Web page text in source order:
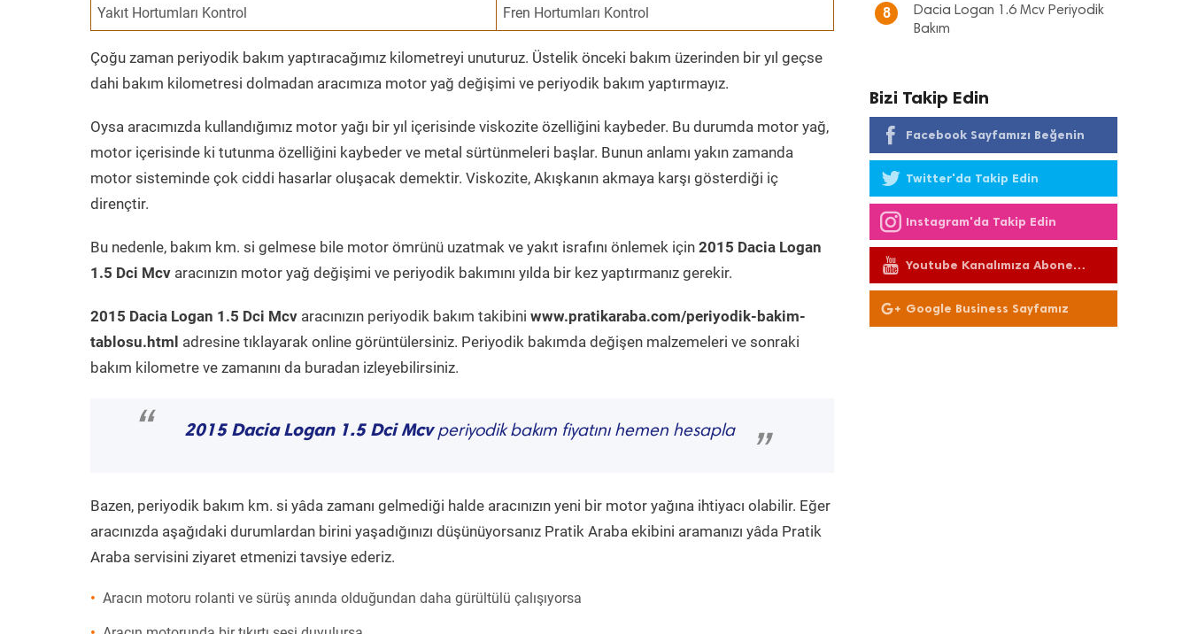
Yakıt Hortumları Kontrol Fren Hortumları Kontrol
Çoğu zaman periyodik bakım yaptıracağımız kilometreyi unuturuz. Üstelik önceki bakım üzerinden bir yıl geçse
dahi bakım kilometresi dolmadan aracımıza motor yağ değişimi ve periyodik bakım yaptırmayız.
Oysa aracımızda kullandığımız motor yağı bir yıl içerisinde viskozite özelliğini kaybeder. Bu durumda motor yağ,
motor içerisinde ki tutunma özelliğini kaybeder ve metal sürtünmeleri başlar. Bunun anlamı yakın zamanda
motor sisteminde çok ciddi hasarlar oluşacak demektir. Viskozite, Akışkanın akmaya karşı gösterdiği iç
dirençtir.
Bu nedenle, bakım km. si gelmese bile motor ömrünü uzatmak ve yakıt israfını önlemek için 2015 Dacia Logan
1.5 Dci Mcv aracınızın motor yağ değişimi ve periyodik bakımını yılda bir kez yaptırmanız gerekir.
2015 Dacia Logan 1.5 Dci Mcv aracınızın periyodik bakım takibini www.pratikaraba.com/periyodik-bakim-
tablosu.html adresine tıklayarak online görüntülersiniz. Periyodik bakımda değişen malzemeleri ve sonraki
bakım kilometre ve zamanını da buradan izleyebilirsiniz.
“ 2015 Dacia Logan 1.5 Dci Mcvperiyodik bakım fiyatını hemen hesapla
”
Bazen, periyodik bakım km. si yâda zamanı gelmediği halde aracınızın yeni bir motor yağına ihtiyacı olabilir. Eğer
aracınızda aşağıdaki durumlardan birini yaşadığınızı düşünüyorsanız Pratik Araba ekibini aramanızı yâda Pratik
Araba servisini ziyaret etmenizi tavsiye ederiz.
Aracın motoru rolanti ve sürüş anında olduğundan daha gürültülü çalışıyorsa
8
Dacia Logan 1.6 Mcv Periyodik
Bakım
Bizi Takip Edin
Facebook Sayfamızı Beğenin
Twitter'da Takip Edin
Instagram'da Takip Edin
Youtube Kanalımıza Abone
Olun
Google Business Sayfamız